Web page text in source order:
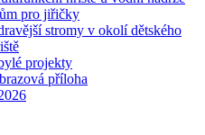
pro jiřičky
stromy v okolí dětského
projekty
příloha